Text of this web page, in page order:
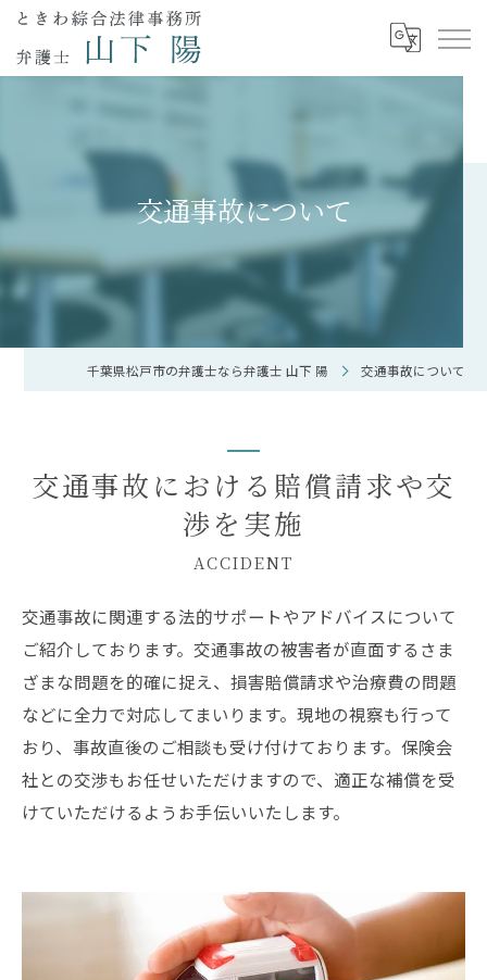
交通事故について
千葉県松戸市の弁護士なら弁護士 山下 陽 交通事故について
交通事故における賠償請求や交
渉を実施
ACCIDENT
交通事故に関連する法的サポートやアドバイスについて
ご紹介しております。交通事故の被害者が直面するさま
ざまな問題を的確に捉え、損害賠償請求や治療費の問題
などに全力で対応してまいります。現地の視察も行って
おり、事故直後のご相談も受け付けております。保険会
社との交渉もお任せいただけますので、適正な補償を受
けていただけるようお手伝いいたします。